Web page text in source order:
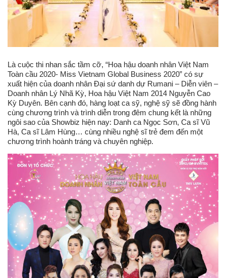
Là cuộc thi nhan sắc tầm cỡ, “Hoa hậu doanh nhân Việt Nam
Toàn cầu 2020- Miss Vietnam Global Business 2020” có sự
xuất hiện của doanh nhân Đại sứ danh dự Rumani – Diễn viên –
Doanh nhân Lý Nhã Kỳ, Hoa hậu Việt Nam 2014 Nguyễn Cao
Kỳ Duyên. Bên cạnh đó, hàng loạt ca sỹ, nghệ sỹ sẽ đồng hành
cùng chương trình và trình diễn trong đêm chung kết là những
ngôi sao của Showbiz hiện nay: Danh ca Ngọc Sơn, Ca sĩ Vũ
Hà, Ca sĩ Lâm Hùng… cùng nhiều nghệ sĩ trẻ đem đến một
chương trình hoành tráng và chuyên nghiệp.